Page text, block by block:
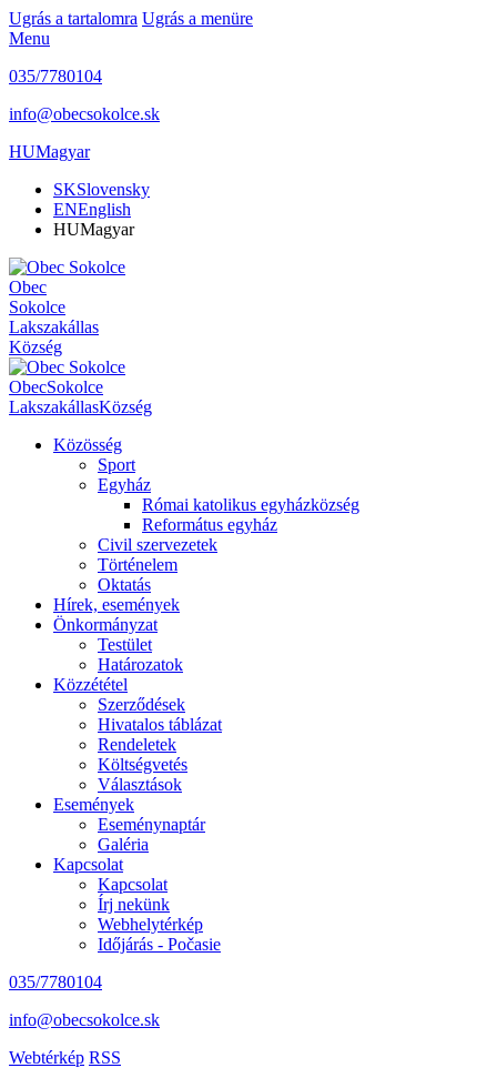
Ugrás a tartalomra Ugrás a menüre
Menu
035/7780104
info@obecsokolce.sk
HUMagyar
SKSlovensky
ENEnglish
HUMagyar
Obec
Sokolce
Lakszakállas
Község
ObecSokolce
LakszakállasKözség
Közösség
Sport
Egyház
Római katolikus egyházközség
Református egyház
Civil szervezetek
Történelem
Oktatás
Hírek, események
Önkormányzat
Testület
Határozatok
Közzététel
Szerződések
Hivatalos táblázat
Rendeletek
Költségvetés
Választások
Események
Eseménynaptár
Galéria
Kapcsolat
Kapcsolat
Írj nekünk
Webhelytérkép
Időjárás - Počasie
035/7780104
info@obecsokolce.sk
Webtérkép RSS